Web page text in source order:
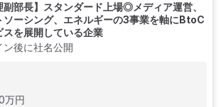
副部長】スタンダード上場◎メディア運営、
ソーシング、エネルギーの3事業を軸にBtoC
スを展開している企業
ン後に社名公開
万円